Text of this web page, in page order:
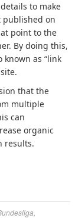
to make
on
point to the
By doing this,
as “link
that the
multiple
can
organic
results.